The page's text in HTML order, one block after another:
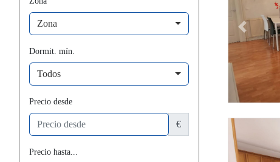
Zona
Dormit. mín.
Todos
Precio desde
€
Precio hasta...
Previous